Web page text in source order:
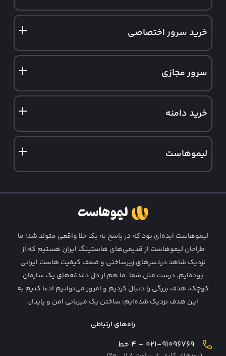
هاست ایران
هاست وردپرس
خرید سرور اختصاصی
سرور اختصاصی ایران
سرور اختصاصی آلمان
سرور مجازی
سرور مجازی ایران
سرور مجازی آلمان
خرید دامنه
ثبت دامنه ir
ثبت دامنه خارجی
لیموهاست
قوانین و شرایط
همکاری در فروش
وبلاگ لیمو
لیمو‌هاست ایده‌ای بود که در پاسخ به یک خلا واقعی متولد شد؛ ما
طراحان لیمو‌هاست از قدیمی‌های هاستینگ ایران هستیم که از
نزدیک شاهد دردسرهای زیرساختی و ضعف کیفیت هاست ایرانی
بوده‌ایم. درست مثل شما، ما هم از دل دغدغه‌های یک سازمان
کوچک، هدف بزرگی را دنبال کردیم و امروز می‌توانیم ادعا کنیم به
این هدف نزدیک شده‌ایم؛ ساختن یک میزبانی امن و پایدار.
راه‌های ارتباطی
۰۲۱-۹۱۰۹۶۷۶۹ – ۴ خط